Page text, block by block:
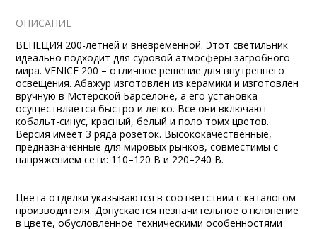
ОПИСАНИЕ
ВЕНЕЦИЯ 200-летней и вневременной. Этот светильник
идеально подходит для суровой атмосферы загробного
мира. VENICE 200 – отличное решение для внутреннего
освещения. Абажур изготовлен из керамики и изготовлен
вручную в Мстерской Барселоне, а его установка
осуществляется быстро и легко. Все они включают
кобальт-синус, красный, белый и поло томх цветов.
Версия имеет 3 ряда розеток. Высококачественные,
предназначенные для мировых рынков, совместимы с
напряжением сети: 110–120 В и 220–240 В.
Цвета отделки указываются в соответствии с каталогом
производителя. Допускается незначительное отклонение
в цвете, обусловленное техническими особенностями